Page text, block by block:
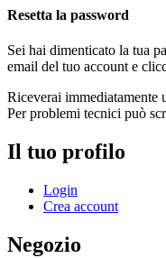
Resetta la password
Sei hai dimenticato la tua
email del tuo account e
Riceverai immediatamente
Per problemi tecnici può
Il tuo profilo
Login
Crea account
Negozio